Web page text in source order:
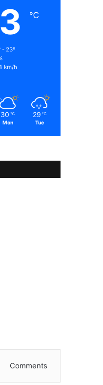
℃
- 23º
km/h
30 ℃
Mon
29 ℃
Tue
Comments